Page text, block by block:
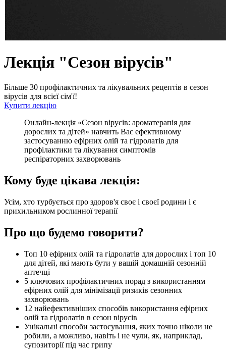
Лекція "Сезон вірусів"
Більше 30 профілактичних та лікувальних рецептів в сезон
вірусів для всієї сім'ї!
Купити лекцію
Онлайн-лекція «Сезон вірусів: ароматерапія для
дорослих та дітей» навчить Вас ефективному
застосуванню ефірних олій та гідролатів для
профілактики та лікування симптомів
респіраторних захворювань
Кому буде цікава лекція:
Усім, хто турбується про здоров'я своє і своєї родини і є
прихильником рослинної терапії
Про що будемо говорити?
Топ 10 ефірних олій та гідролатів для дорослих і топ 10
для дітей, які мають бути у вашій домашній сезонній
аптечці
5 ключових профілактичних порад з використанням
ефірних олій для мінімізації ризиків сезонних
захворювань
12 найефективніших способів використання ефірних
олій та гідролатів в сезон вірусів
Унікальні способи застосування, яких точно ніколи не
робили, а можливо, навіть і не чули, як, наприклад,
супозиторії під час грипу